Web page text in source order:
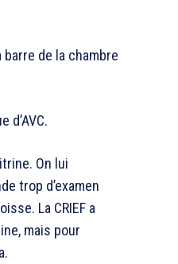
barre de la chambre
d’AVC.
On lui
trop d’examen
La CRIEF a
mais pour